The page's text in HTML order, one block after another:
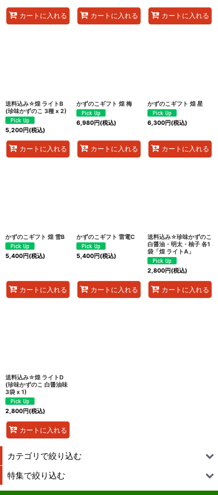
カートに入れる カートに入れる カートに入れる
送料込み☆煌 ライトB
(珍味かずのこ 3種 x 2)
5,200円(税込)
カートに入れる
かずのこギフト 煌 梅
6,980円(税込)
カートに入れる
かずのこギフト 煌 星
6,300円(税込)
カートに入れる
かずのこギフト 煌 雪B
5,400円(税込)
カートに入れる
かずのこギフト 雷電C
5,400円(税込)
カートに入れる
送料込み☆珍味かずのこ
白醤油・明太・柚子 各1
袋「煌 ライトA」
2,800円(税込)
カートに入れる
送料込み☆煌 ライトD
(珍味かずのこ 白醤油味
3袋 x 1)
2,800円(税込)
カートに入れる
カテゴリで絞り込む
ご贈答用
特集で絞り込む